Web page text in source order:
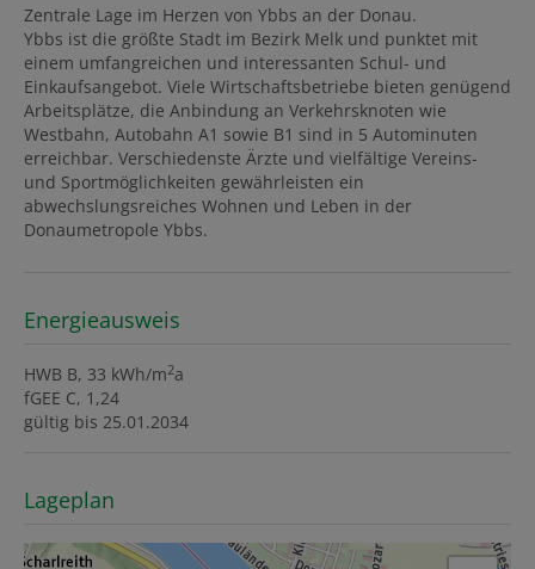
Zentrale Lage im Herzen von Ybbs an der Donau.
Ybbs ist die größte Stadt im Bezirk Melk und punktet mit
einem umfangreichen und interessanten Schul- und
Einkaufsangebot. Viele Wirtschaftsbetriebe bieten genügend
Arbeitsplätze, die Anbindung an Verkehrsknoten wie
Westbahn, Autobahn A1 sowie B1 sind in 5 Autominuten
erreichbar. Verschiedenste Ärzte und vielfältige Vereins-
und Sportmöglichkeiten gewährleisten ein
abwechslungsreiches Wohnen und Leben in der
Donaumetropole Ybbs.
Energieausweis
HWB B, 33 kWh/m2a
fGEE C, 1,24
gültig bis 25.01.2034
Lageplan